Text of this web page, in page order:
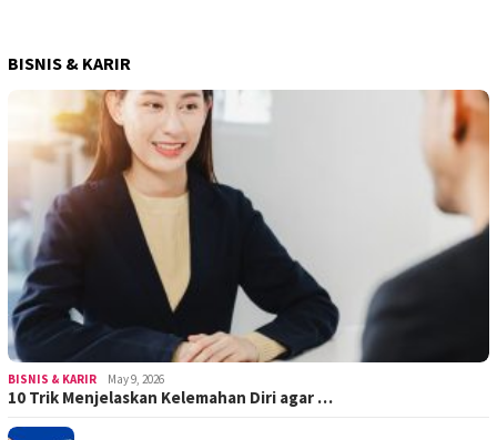
BISNIS & KARIR
BISNIS & KARIR May 9, 2026
10 Trik Menjelaskan Kelemahan Diri agar …